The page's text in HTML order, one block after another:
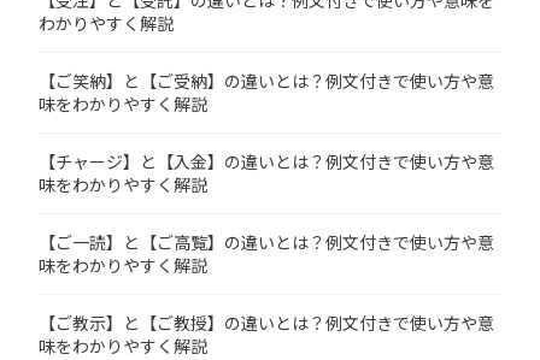
わかりやすく解説
【ご笑納】と【ご受納】の違いとは？例文付きで使い方や意
味をわかりやすく解説
【チャージ】と【入金】の違いとは？例文付きで使い方や意
味をわかりやすく解説
【ご一読】と【ご高覧】の違いとは？例文付きで使い方や意
味をわかりやすく解説
【ご教示】と【ご教授】の違いとは？例文付きで使い方や意
味をわかりやすく解説